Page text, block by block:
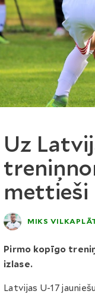
Uz
mettieši
MIKS
Pirmo kopīgo
izlase.
Latvijas U-17